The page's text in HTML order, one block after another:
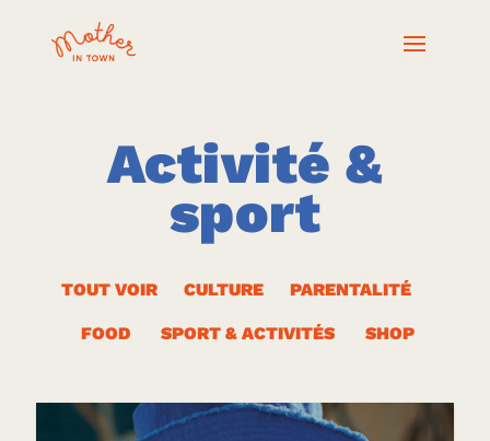
Activité &
sport
TOUT VOIR CULTURE PARENTALITÉ
FOOD SPORT & ACTIVITÉS SHOP